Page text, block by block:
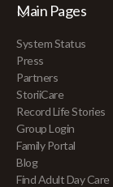
Main Pages
System Status
Press
Partners
StoriiCare
Record Life Stories
Group Login
Family Portal
Blog
Find Adult Day Care